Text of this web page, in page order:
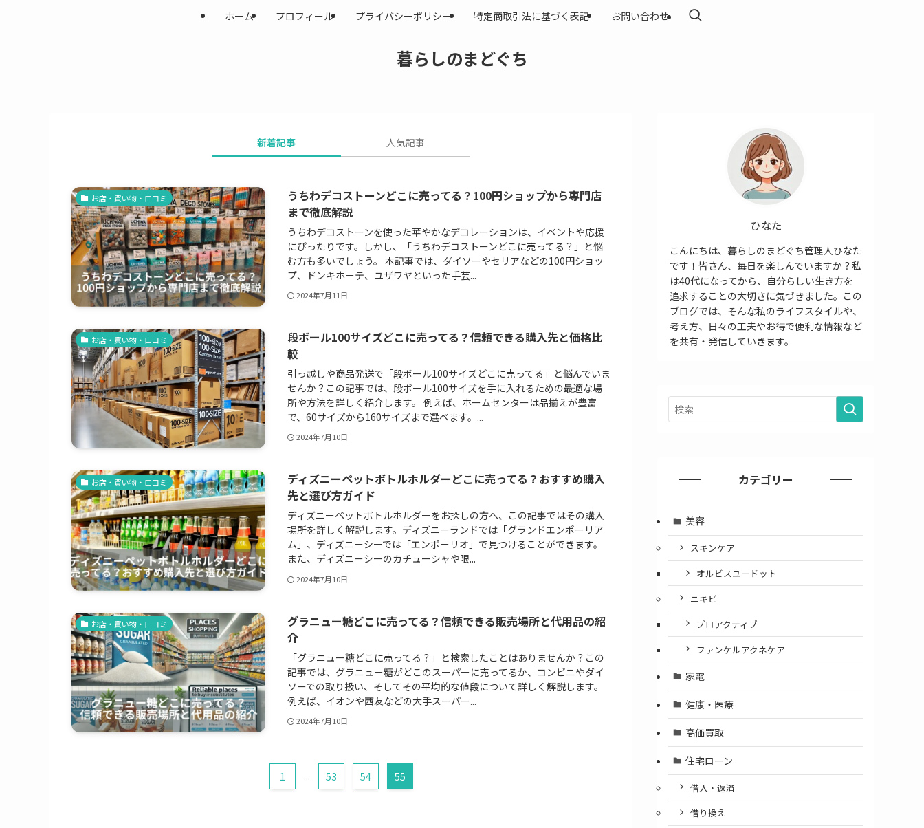
暮らしのまどぐち
ホーム プロフィール プライバシーポリシー 特定商取引法に基づく表記 お問い合わせ
新着記事 人気記事
お店・買い物・口コミ
うちわデコストーンどこに売ってる？100円ショップから専門店
まで徹底解説
うちわデコストーンを使った華やかなデコレーションは、イベントや応援
にぴったりです。しかし、「うちわデコストーンどこに売ってる？」と悩
む方も多いでしょう。 本記事では、ダイソーやセリアなどの100円ショッ
プ、ドンキホーテ、ユザワヤといった手芸...
2024年7月11日
お店・買い物・口コミ
段ボール100サイズどこに売ってる？信頼できる購入先と価格比
較
引っ越しや商品発送で「段ボール100サイズどこに売ってる」と悩んでいま
せんか？この記事では、段ボール100サイズを手に入れるための最適な場
所や方法を詳しく紹介します。 例えば、ホームセンターは品揃えが豊富
で、60サイズから160サイズまで選べます。...
2024年7月10日
お店・買い物・口コミ
ディズニーペットボトルホルダーどこに売ってる？おすすめ購入
先と選び方ガイド
ディズニーペットボトルホルダーをお探しの方へ、この記事ではその購入
場所を詳しく解説します。ディズニーランドでは「グランドエンポーリア
ム」、ディズニーシーでは「エンポーリオ」で見つけることができます。
また、ディズニーシーのカチューシャや限...
2024年7月10日
お店・買い物・口コミ
グラニュー糖どこに売ってる？信頼できる販売場所と代用品の紹
介
「グラニュー糖どこに売ってる？」と検索したことはありませんか？この
記事では、グラニュー糖がどこのスーパーに売ってるか、コンビニやダイ
ソーでの取り扱い、そしてその平均的な値段について詳しく解説します。
例えば、イオンや西友などの大手スーパー...
2024年7月10日
1 ... 53 54 55
ひなた
こんにちは、暮らしのまどぐち管理人ひなた
です！皆さん、毎日を楽しんでいますか？私
は40代になってから、自分らしい生き方を
追求することの大切さに気づきました。この
ブログでは、そんな私のライフスタイルや、
考え方、日々の工夫やお得で便利な情報など
を共有・発信していきます。
カテゴリー
美容
スキンケア
オルビスユードット
ニキビ
プロアクティブ
ファンケルアクネケア
家電
健康・医療
高価買取
住宅ローン
借入・返済
借り換え